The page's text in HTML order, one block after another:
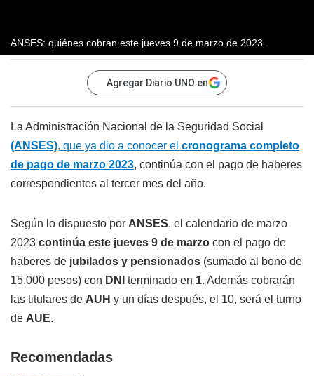
ANSES: quiénes cobran este jueves 9 de marzo de 2023.
Agregar Diario UNO en
La Administración Nacional de la Seguridad Social
(ANSES), que ya dio a conocer el cronograma completo
de pago de marzo 2023, continúa con el pago de haberes
correspondientes al tercer mes del año.
Según lo dispuesto por ANSES, el calendario de marzo
2023 continúa este jueves 9 de marzo con el pago de
haberes de jubilados y pensionados (sumado al bono de
15.000 pesos) con DNI terminado en 1. Además cobrarán
las titulares de AUH y un días después, el 10, será el turno
de AUE.
Recomendadas